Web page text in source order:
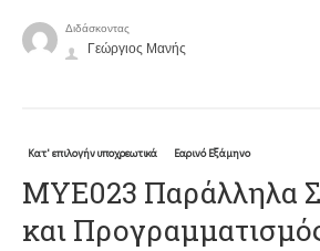
Διδάσκοντας
Γεώργιος Μανής
Κατ' επιλογήν υποχρεωτικά Εαρινό Εξάμηνο
ΜΥΕ023 Παράλληλα
και